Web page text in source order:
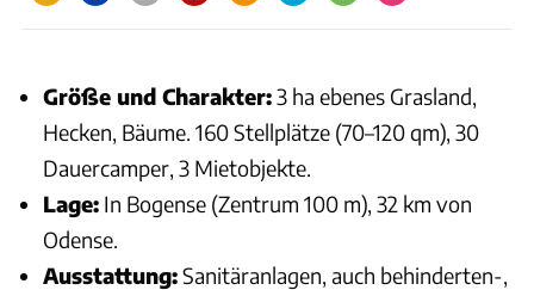
Größe und Charakter:3 ha ebenes Grasland,
Hecken, Bäume. 160 Stellplätze (70–120 qm), 30
Dauercamper, 3 Mietobjekte.
Lage: In Bogense (Zentrum 100 m), 32 km von
Odense.
Ausstattung:Sanitäranlagen, auch behinderten-,